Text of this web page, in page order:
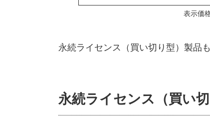
表示価
永続ライセンス（買い切り型）製品
永続ライセンス（買い切